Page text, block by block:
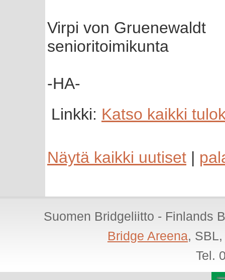
Virpi von Gruenewaldt
senioritoimikunta
-HA-
Linkki: Katso kaikki
Näytä kaikki uutiset |
Suomen Bridgeliitto - Finlands
Bridge Areena,
Tel.